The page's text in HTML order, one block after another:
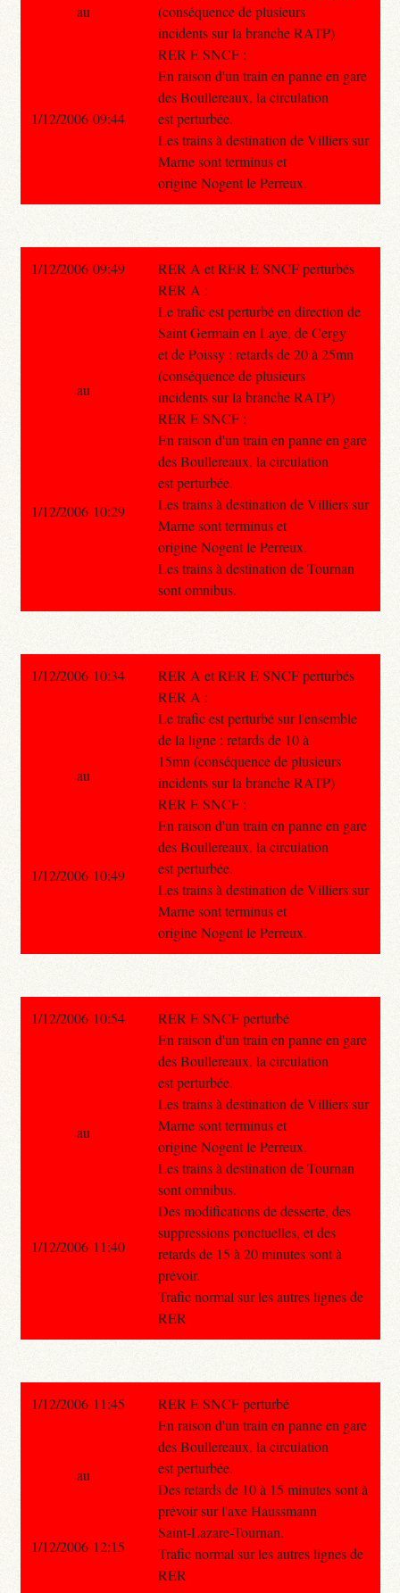
(conséquence de plusieurs
incidents sur la branche RATP)
RER E SNCF :
En raison d'un train en panne en gare
des Boullereaux, la circulation
est perturbée.
Les trains à destination de Villiers sur
Marne sont terminus et
origine Nogent le Perreux.
au
1/12/2006 09:44
1/12/2006 09:49
RER A et RER E SNCF perturbés
RER A :
Le trafic est perturbé en direction de
Saint Germain en Laye, de Cergy
et de Poissy : retards de 20 à 25mn
(conséquence de plusieurs
incidents sur la branche RATP)
RER E SNCF :
En raison d'un train en panne en gare
des Boullereaux, la circulation
est perturbée.
Les trains à destination de Villiers sur
Marne sont terminus et
origine Nogent le Perreux.
Les trains à destination de Tournan
sont omnibus.
au
1/12/2006 10:29
1/12/2006 10:34
RER A et RER E SNCF perturbés
RER A :
Le trafic est perturbé sur l'ensemble
de la ligne : retards de 10 à
15mn (conséquence de plusieurs
incidents sur la branche RATP)
RER E SNCF :
En raison d'un train en panne en gare
des Boullereaux, la circulation
est perturbée.
Les trains à destination de Villiers sur
Marne sont terminus et
origine Nogent le Perreux.
au
1/12/2006 10:49
1/12/2006 10:54
RER E SNCF perturbé
En raison d'un train en panne en gare
des Boullereaux, la circulation
est perturbée.
Les trains à destination de Villiers sur
Marne sont terminus et
origine Nogent le Perreux.
Les trains à destination de Tournan
sont omnibus.
Des modifications de desserte, des
suppressions ponctuelles, et des
retards de 15 à 20 minutes sont à
prévoir.
Trafic normal sur les autres lignes de
RER
au
1/12/2006 11:40
1/12/2006 11:45
RER E SNCF perturbé
En raison d'un train en panne en gare
des Boullereaux, la circulation
est perturbée.
Des retards de 10 à 15 minutes sont à
prévoir sur l'axe Haussmann
Saint-Lazare-Tournan.
Trafic normal sur les autres lignes de
RER
au
1/12/2006 12:15